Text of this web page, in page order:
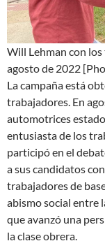
Will Lehman con
agosto de 2022
La campaña está
trabajadores. En
automotrices
entusiasta de los
participó en el
a sus candidatos
trabajadores de
abismo social entre
que avanzó una
la clase obrera.